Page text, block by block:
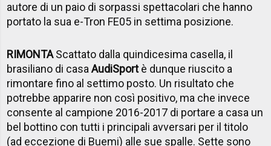
autore di un paio di sorpassi spettacolari che hanno
portato la sua e-Tron FE05 in settima posizione.
RIMONTAScattato dalla quindicesima casella, il
brasiliano di casaAudiSportè dunque riuscito a
rimontare fino al settimo posto. Un risultato che
potrebbe apparire non così positivo, ma che invece
consente al campione 2016-2017 di portare a casa un
bel bottino con tutti i principali avversari per il titolo
(ad eccezione di Buemi) alle sue spalle. Sette sono